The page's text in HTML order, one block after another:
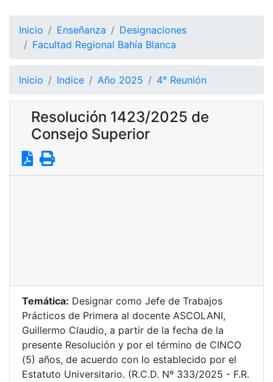
Inicio Enseñanza
Designaciones
Facultad Regional Bahía Blanca
Inicio Indice Año 2025 4° Reunión
Resolución 1423/2025 de
Consejo Superior
Temática: Designar como Jefe de Trabajos
Prácticos de Primera al docente ASCOLANI,
Guillermo Claudio, a partir de la fecha de la
presente Resolución y por el término de CINCO
(5) años, de acuerdo con lo establecido por el
Estatuto Universitario. (R.C.D. Nº 333/2025 - F.R.